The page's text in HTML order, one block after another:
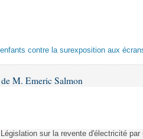
contre la surexposition aux
M. Emeric Salmon
sur la revente d'électricité